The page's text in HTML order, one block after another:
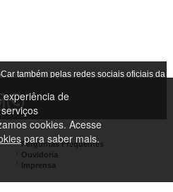
de
cookies. Acesse
para saber mais.
também pelas redes sociais oficiais da
Perguntas Frequentes
Ouvidoria
Imprensa